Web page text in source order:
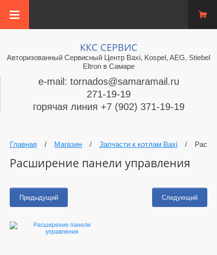
ККС СЕРВИС
Авторизованный Сервисный Центр Baxi, Kospel, AEG, Stiebel
Eltron в Самаре
e-mail: tornados@samaramail.ru
271-19-19
горячая линия +7 (902) 371-19-19
Главная / Магазин / Запчасти к котлам Baxi /
Расширение панели управления
Предыдущий Следующий